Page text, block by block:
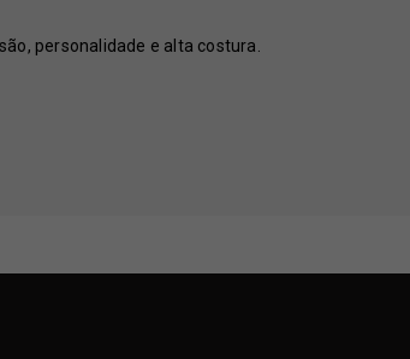
personalidade e alta costura.